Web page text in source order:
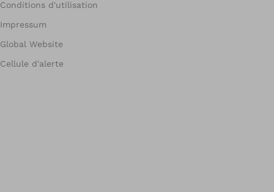
Conditions d'utilisation
Impressum
Global Website
Cellule d'alerte